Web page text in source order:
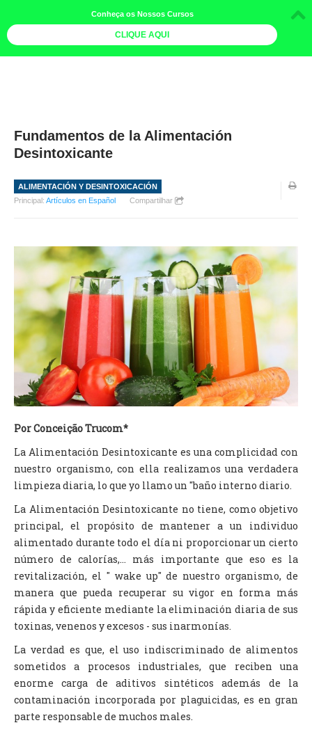
LIVROS
MAIS
QUEM SOMOS
GALERIA DE FOTOS
PÓS-OFICINAS
COLABORADORES
TV DE BEM COM A NATUREZA
FALE CONOSCO
ASSINE O SITE
Fundamentos de la Alimentación
Desintoxicante
ALIMENTACIÓN Y DESINTOXICACIÓN
Principal: Artículos en Español Compartilhar
Por Conceição Trucom*
La Alimentación Desintoxicante es una complicidad con
nuestro organismo, con ella realizamos una verdadera
limpieza diaria, lo que yo llamo un "baño interno diario.
La Alimentación Desintoxicante no tiene, como objetivo
principal, el propósito de mantener a un individuo
alimentado durante todo el día ni proporcionar un cierto
número de calorías,... más importante que eso es la
revitalización, el " wake up" de nuestro organismo, de
manera que pueda recuperar su vigor en forma más
rápida y eficiente mediante la eliminación diaria de sus
toxinas, venenos y excesos - sus inarmonías.
La verdad es que, el uso indiscriminado de alimentos
sometidos a procesos industriales, que reciben una
enorme carga de aditivos sintéticos además de la
contaminación incorporada por plaguicidas, es en gran
parte responsable de muchos males.
Conheça os Nossos Cursos
CLIQUE AQUI